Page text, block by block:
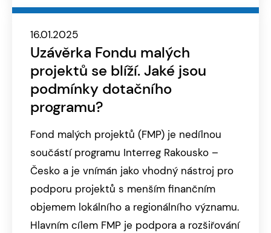
16.01.2025
Uzávěrka Fondu malých
projektů se blíží. Jaké jsou
podmínky dotačního
programu?
Fond malých projektů (FMP) je nedílnou
součástí programu Interreg Rakousko –
Česko a je vnímán jako vhodný nástroj pro
podporu projektů s menším finančním
objemem lokálního a regionálního významu.
Hlavním cílem FMP je podpora a rozšiřování